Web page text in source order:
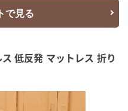
で見る
低反発 マットレス 折り